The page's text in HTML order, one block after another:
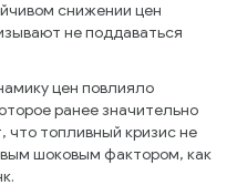
снижении цен
не поддаваться
цен повлияло
ранее значительно
топливный кризис не
шоковым фактором, как